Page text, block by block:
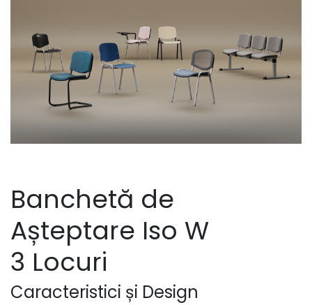
Banchetă de
Așteptare Iso W
3 Locuri
Caracteristici și Design